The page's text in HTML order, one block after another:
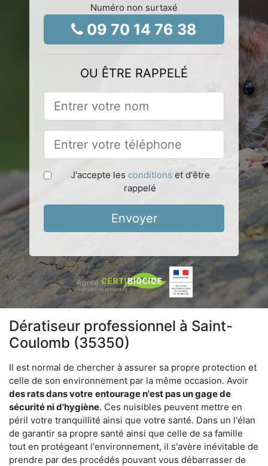
Numéro non surtaxé
09 70 14 76 38
OU ÊTRE RAPPELÉ
J'accepte les conditions et d'être
rappelé
Envoyer
Dératiseur professionnel à Saint-
Coulomb (35350)
Il est normal de chercher à assurer sa propre protection et
celle de son environnement par la même occasion. Avoir
des rats dans votre entourage n'est pas un gage de
sécurité ni d'hygiène. Ces nuisibles peuvent mettre en
péril votre tranquillité ainsi que votre santé. Dans un l'élan
de garantir sa propre santé ainsi que celle de sa famille
tout en protégeant l'environnement, il s'avère inévitable de
prendre par des procédés pouvant vous débarrasser de